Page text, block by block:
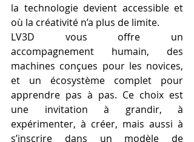
la technologie devient accessible et
où la créativité n’a plus de limite.
LV3D vous offre un
accompagnement humain, des
machines conçues pour les novices,
et un écosystème complet pour
apprendre pas à pas. Ce choix est
une invitation à grandir, à
expérimenter, à créer, mais aussi à
s’inscrire dans un modèle de